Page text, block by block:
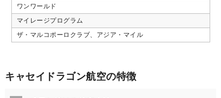
ワンワールド
マイレージプログラム
ザ・マルコポーロクラブ、アジア・マイル
キャセイドラゴン航空の特徴